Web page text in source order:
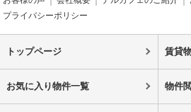
プライバシーポリシー
トップページ 賃貸
お気に入り物件一覧 物件